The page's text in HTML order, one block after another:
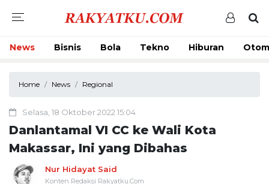
News Bisnis Bola Tekno Hiburan
Home News Regional
Selasa, 18 Oktober 2022 15:04
Danlantamal VI CC ke Wali Kota
Makassar, Ini yang Dibahas
Nur Hidayat Said
Konten Redaksi Rakyatku.Com